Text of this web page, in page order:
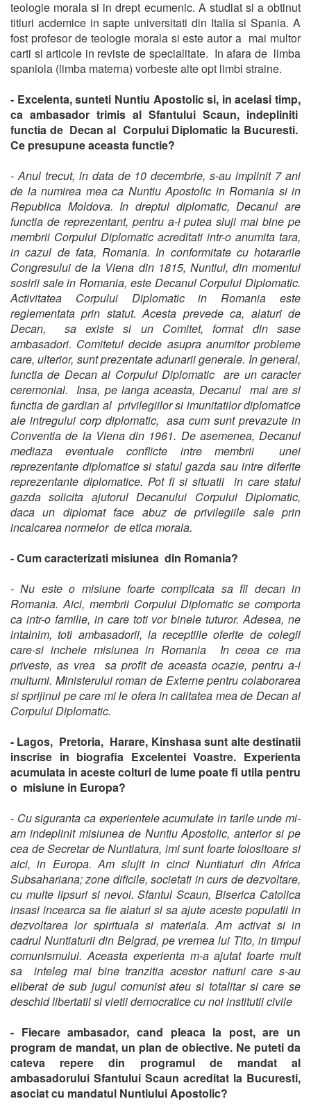
teologie morala si in drept ecumenic. A studiat si a obtinut
titluri acdemice in sapte universitati din Italia si Spania. A
fost profesor de teologie morala si este autor a mai multor
carti si articole in reviste de specialitate. In afara de limba
spaniola (limba materna) vorbeste alte opt limbi straine.
- Excelenta, sunteti Nuntiu Apostolic si, in acelasi timp,
ca ambasador trimis al Sfantului Scaun, indepliniti
functia de Decan al Corpului Diplomatic la Bucuresti.
Ce presupune aceasta functie?
- Anul trecut, in data de 10 decembrie, s-au implinit 7 ani
de la numirea mea ca Nuntiu Apostolic in Romania si in
Republica Moldova. In dreptul diplomatic, Decanul are
functia de reprezentant, pentru a-i putea sluji mai bine pe
membrii Corpului Diplomatic acreditati intr-o anumita tara,
in cazul de fata, Romania. In conformitate cu hotararile
Congresului de la Viena din 1815, Nuntiul, din momentul
sosirii sale in Romania, este Decanul Corpului Diplomatic.
Activitatea Corpului Diplomatic in Romania este
reglementata prin statut. Acesta prevede ca, alaturi de
Decan, sa existe si un Comitet, format din sase
ambasadori. Comitetul decide asupra anumitor probleme
care, ulterior, sunt prezentate adunarii generale. In general,
functia de Decan al Corpului Diplomatic are un caracter
ceremonial. Insa, pe langa aceasta, Decanul mai are si
functia de gardian al privilegiilor si imunitatilor diplomatice
ale intregului corp diplomatic, asa cum sunt prevazute in
Conventia de la Viena din 1961. De asemenea, Decanul
mediaza eventuale conflicte intre membrii unei
reprezentante diplomatice si statul gazda sau intre diferite
reprezentante diplomatice. Pot fi si situatii in care statul
gazda solicita ajutorul Decanului Corpului Diplomatic,
daca un diplomat face abuz de privilegiile sale prin
incalcarea normelor de etica morala.
- Cum caracterizati misiunea din Romania?
- Nu este o misiune foarte complicata sa fii decan in
Romania. Aici, membrii Corpului Diplomatic se comporta
ca intr-o familie, in care toti vor binele tuturor. Adesea, ne
intalnim, toti ambasadorii, la receptiile oferite de colegii
care-si incheie misiunea in Romania In ceea ce ma
priveste, as vrea sa profit de aceasta ocazie, pentru a-i
multumi. Ministerului roman de Externe pentru colaborarea
si sprijinul pe care mi le ofera in calitatea mea de Decan al
Corpului Diplomatic.
- Lagos, Pretoria, Harare, Kinshasa sunt alte destinatii
inscrise in biografia Excelentei Voastre. Experienta
acumulata in aceste colturi de lume poate fi utila pentru
o misiune in Europa?
- Cu siguranta ca experientele acumulate in tarile unde mi-
am indeplinit misiunea de Nuntiu Apostolic, anterior si pe
cea de Secretar de Nuntiatura, imi sunt foarte folositoare si
aici, in Europa. Am slujit in cinci Nuntiaturi din Africa
Subsahariana; zone dificile, societati in curs de dezvoltare,
cu multe lipsuri si nevoi. Sfantul Scaun, Biserica Catolica
insasi incearca sa fie alaturi si sa ajute aceste populatii in
dezvoltarea lor spirituala si materiala. Am activat si in
cadrul Nuntiaturii din Belgrad, pe vremea lui Tito, in timpul
comunismului. Aceasta experienta m-a ajutat foarte mult
sa inteleg mai bine tranzitia acestor natiuni care s-au
eliberat de sub jugul comunist ateu si totalitar si care se
deschid libertatii si vietii democratice cu noi institutii civile
- Fiecare ambasador, cand pleaca la post, are un
program de mandat, un plan de obiective. Ne puteti da
cateva repere din programul de mandat al
ambasadorului Sfantului Scaun acreditat la Bucuresti,
asociat cu mandatul Nuntiului Apostolic?